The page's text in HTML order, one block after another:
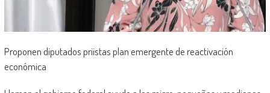
Proponen diputados priistas plan emergente de reactivación
económica